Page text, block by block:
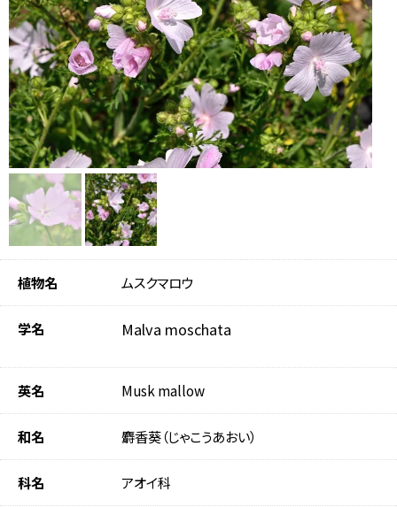
植物名 ムスクマロウ
学名 Malva moschata
英名 Musk mallow
和名 麝香葵（じゃこうあおい）
科名 アオイ科